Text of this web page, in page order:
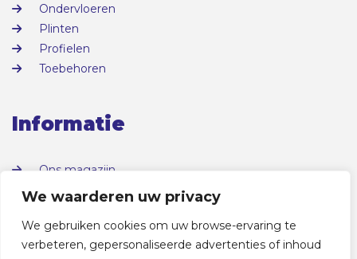
We waarderen uw privacy
We gebruiken cookies om uw browse-ervaring te
verbeteren, gepersonaliseerde advertenties of inhoud
Ondervloeren
Plinten
Profielen
Toebehoren
Informatie
Ons magazijn